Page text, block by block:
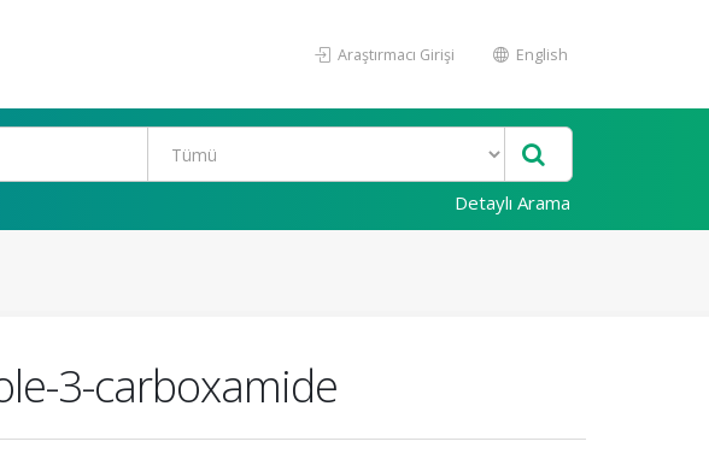
Araştırmacı Girişi English
Detaylı Arama
3-carboxamide